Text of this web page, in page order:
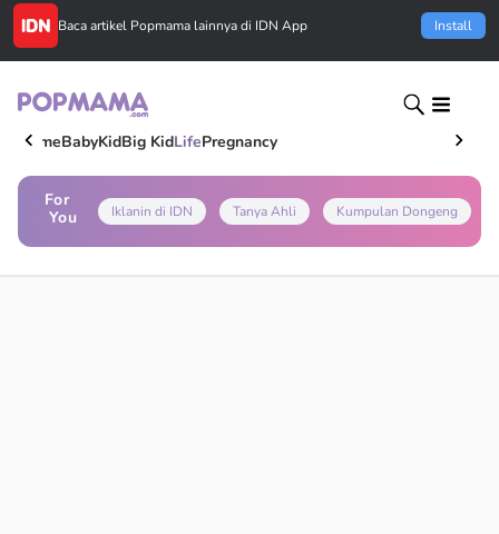
Baca artikel Popmama lainnya di IDN App Install
HomeBabyKidBig KidLifePregnancy
For
You
Iklanin di IDN Tanya Ahli Kumpulan Dongeng